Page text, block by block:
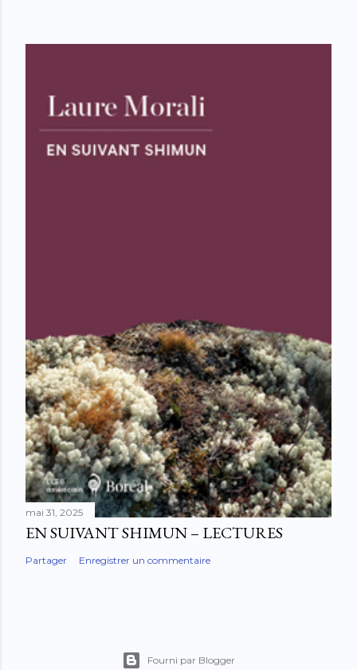
mai 31, 2025
EN SUIVANT SHIMUN – LECTURES
Partager Enregistrer un commentaire
Fourni par Blogger